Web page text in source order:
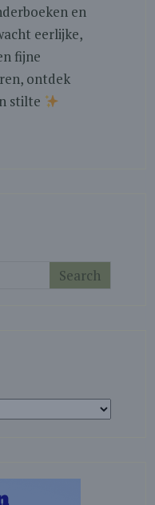
en
eerlijke,
fijne
ontdek
stilte